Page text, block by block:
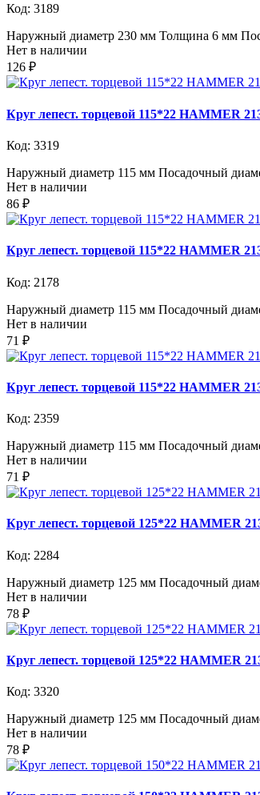
Код: 3189
Наружный диаметр 230 мм Толщина 6 мм
Нет в наличии
126 ₽
Круг лепест. торцевой 115*22 HAMMER
Код: 3319
Наружный диаметр 115 мм Посадочный
Нет в наличии
86 ₽
Круг лепест. торцевой 115*22 HAMMER
Код: 2178
Наружный диаметр 115 мм Посадочный
Нет в наличии
71 ₽
Круг лепест. торцевой 115*22 HAMMER
Код: 2359
Наружный диаметр 115 мм Посадочный
Нет в наличии
71 ₽
Круг лепест. торцевой 125*22 HAMMER
Код: 2284
Наружный диаметр 125 мм Посадочный
Нет в наличии
78 ₽
Круг лепест. торцевой 125*22 HAMMER
Код: 3320
Наружный диаметр 125 мм Посадочный
Нет в наличии
78 ₽